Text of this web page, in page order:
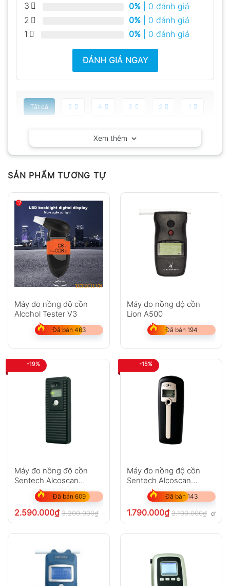
3
0% | 0 đánh giá
2
0% | 0 đánh giá
1
0% | 0 đánh giá
ĐÁNH GIÁ NGAY
Tất cả 5 4 3 2 1
Chưa có đánh giá nào.
Hỏi đáp
Anh Chị
Không có bình luận nào
Xem thêm
SẢN PHẨM TƯƠNG TỰ
Máy đo nồng độ cồn
Alcohol Tester V3
Đã bán 463
Máy đo nồng độ cồn
Lion A500
Đã bán 194
-19%
Máy đo nồng độ cồn
Sentech Alcoscan
AL2600
Đã bán 609
2.590.000₫ 3.200.000₫ chưa VAT 8%
-15%
Máy đo nồng độ cồn
Sentech Alcoscan
AL2500
Đã bán 143
1.790.000₫ 2.100.000₫ chưa